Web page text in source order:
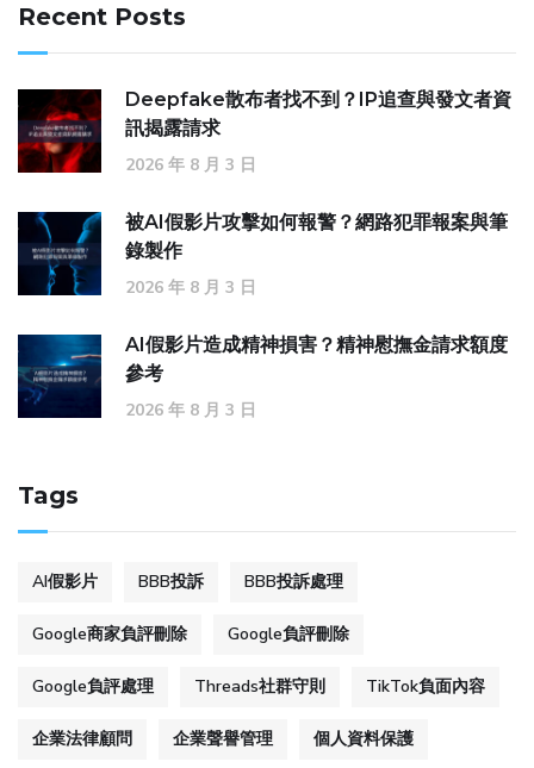
Recent Posts
Deepfake散布者找不到？IP追查與發文者資
訊揭露請求
2026 年 8 月 3 日
被AI假影片攻擊如何報警？網路犯罪報案與筆
錄製作
2026 年 8 月 3 日
AI假影片造成精神損害？精神慰撫金請求額度
參考
2026 年 8 月 3 日
Tags
AI假影片 BBB投訴 BBB投訴處理
Google商家負評刪除 Google負評刪除
Google負評處理 Threads社群守則 TikTok負面內容
企業法律顧問 企業聲譽管理 個人資料保護